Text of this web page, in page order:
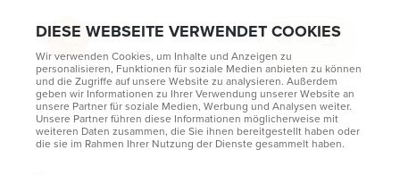
DIESE WEBSEITE VERWENDET COOKIES
Wir verwenden Cookies, um Inhalte und Anzeigen zu
personalisieren, Funktionen für soziale Medien anbieten zu können
und die Zugriffe auf unsere Website zu analysieren. Außerdem
geben wir Informationen zu Ihrer Verwendung unserer Website an
unsere Partner für soziale Medien, Werbung und Analysen weiter.
Unsere Partner führen diese Informationen möglicherweise mit
weiteren Daten zusammen, die Sie ihnen bereitgestellt haben oder
die sie im Rahmen Ihrer Nutzung der Dienste gesammelt haben.
MENU
Home Electronic